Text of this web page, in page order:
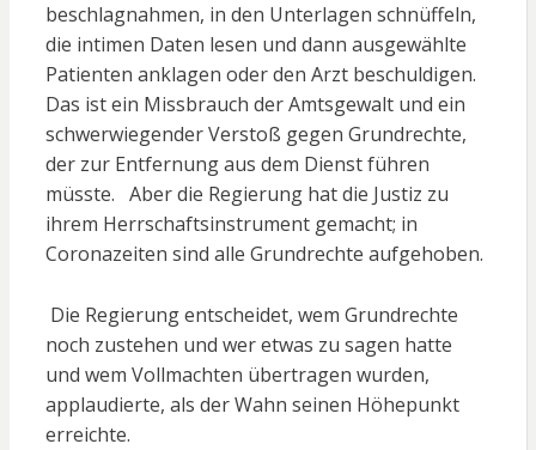
beschlagnahmen, in den Unterlagen schnüffeln,
die intimen Daten lesen und dann ausgewählte
Patienten anklagen oder den Arzt beschuldigen.
Das ist ein Missbrauch der Amtsgewalt und ein
schwerwiegender Verstoß gegen Grundrechte,
der zur Entfernung aus dem Dienst führen
müsste. Aber die Regierung hat die Justiz zu
ihrem Herrschaftsinstrument gemacht; in
Coronazeiten sind alle Grundrechte aufgehoben.
Die Regierung entscheidet, wem Grundrechte
noch zustehen und wer etwas zu sagen hatte
und wem Vollmachten übertragen wurden,
applaudierte, als der Wahn seinen Höhepunkt
erreichte.